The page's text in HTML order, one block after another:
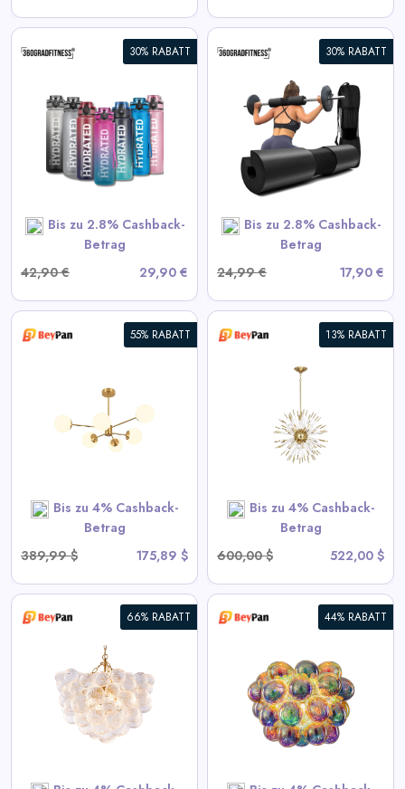
30% RABATT
Bis zu 2.8% Cashback-
Betrag
42,90 €
29,90 €
30% RABATT
Bis zu 2.8% Cashback-
Betrag
24,99 €
17,90 €
360° Langhantel-Polster
View All 360GradFitness
Deals
SHOP NOW
55% RABATT
Bis zu 4% Cashback-
Betrag
389,99 $
175,89 $
13% RABATT
Bis zu 4% Cashback-
Betrag
600,00 $
522,00 $
Kronleuchter - Goldene
Sputnik-Hängelampe
View All BeyPan Deals
SHOP NOW
66% RABATT 44% RABATT
Blubbernde Deckenleuchte mit
irisierendem Cognac getöntem
View All BeyPan Deals